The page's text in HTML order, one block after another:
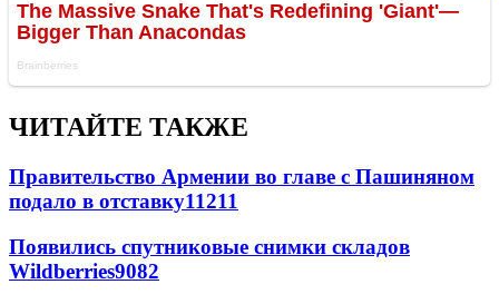
ЧИТАЙТЕ ТАКЖЕ
Правительство Армении во главе с Пашиняном
подало в отставку11211
Появились спутниковые снимки складов
Wildberries9082